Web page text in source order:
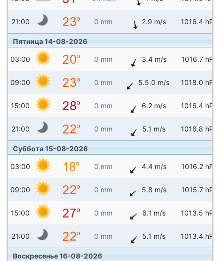
21:00 0 mm 2.9 m/s 1016.4 hPa
Пятница 14-08-2026
03:00 0 mm 3.4 m/s 1016.7 hPa
09:00 0 mm 5.5.0 m/s 1018.0 hPa
15:00 0 mm 6.2 m/s 1016.4 hPa
21:00 0 mm 5.1 m/s 1016.8 hPa
Суббота 15-08-2026
03:00 0 mm 4.4 m/s 1016.2 hPa
09:00 0 mm 5.8 m/s 1015.7 hPa
15:00 0 mm 6.1 m/s 1013.5 hPa
21:00 0 mm 5.1 m/s 1013.4 hPa
Воскресенье 16-08-2026